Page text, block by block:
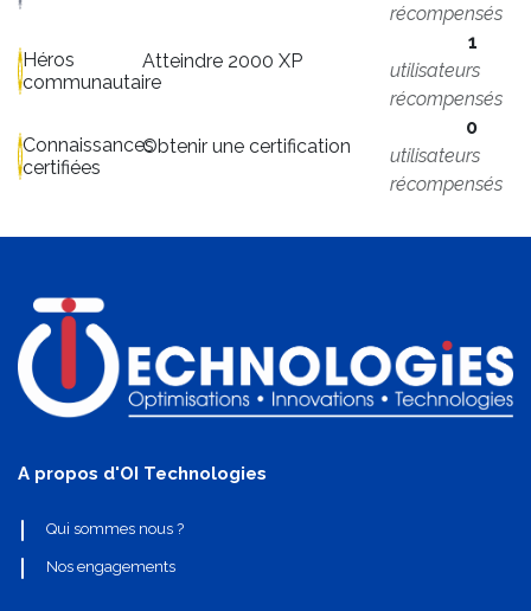
récompensés
Héros
communautaire
Atteindre 2000 XP
1
utilisateurs
récompensés
Connaissances
certifiées
Obtenir une certification
0
utilisateurs
récompensés
A propos d'OI Technologies
Qui sommes nous ?
Nos engagements